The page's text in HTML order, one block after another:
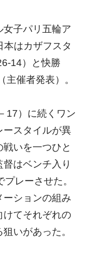
女子パリ五輪ア
はカザフスタ
14）と快勝
主催者発表）。
17）に続くワン
ースタイルが異
いを一つひと
はベンチ入り
レーさせた。
ーションの組み
けてそれぞれの
いがあった。